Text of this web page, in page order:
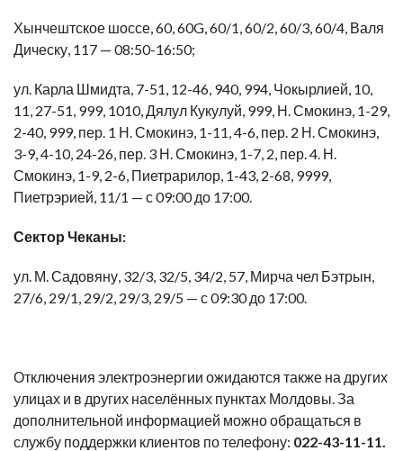
Хынчештское шоссе, 60, 60G, 60/1, 60/2, 60/3, 60/4, Валя
Дическу, 117 — 08:50-16:50;
ул. Карла Шмидта, 7-51, 12-46, 940, 994, Чокырлией, 10,
11, 27-51, 999, 1010, Дялул Кукулуй, 999, Н. Смокинэ, 1-29,
2-40, 999, пер. 1 Н. Смокинэ, 1-11, 4-6, пер. 2 Н. Смокинэ,
3-9, 4-10, 24-26, пер. 3 Н. Смокинэ, 1-7, 2, пер. 4. Н.
Смокинэ, 1-9, 2-6, Пиетрарилор, 1-43, 2-68, 9999,
Пиетрэрией, 11/1 — с 09:00 до 17:00.
Сектор Чеканы:
ул. М. Садовяну, 32/3, 32/5, 34/2, 57, Мирча чел Бэтрын,
27/6, 29/1, 29/2, 29/3, 29/5 — с 09:30 до 17:00.
Отключения электроэнергии ожидаются также на других
улицах и в других населённых пунктах Молдовы. За
дополнительной информацией можно обращаться в
службу поддержки клиентов по телефону: 022-43-11-11.